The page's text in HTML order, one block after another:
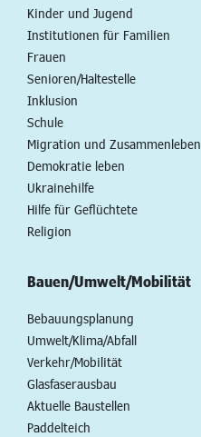
Kinder und Jugend
Institutionen für Familien
Frauen
Senioren/Haltestelle
Inklusion
Schule
Migration und Zusammenleben
Demokratie leben
Ukrainehilfe
Hilfe für Geflüchtete
Religion
Bauen/Umwelt/Mobilität
Bebauungsplanung
Umwelt/Klima/Abfall
Verkehr/Mobilität
Glasfaserausbau
Aktuelle Baustellen
Paddelteich